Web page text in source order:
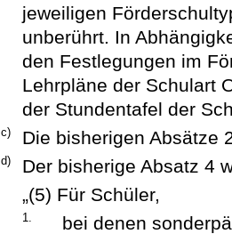
jeweiligen
unberührt. In
den Festlegungen im
Lehrpläne der Schulart
der Stundentafel der
c) Die bisherigen Absätze
d)
Der bisherige Absatz 4
„(5) Für Schüler,
1.
bei denen